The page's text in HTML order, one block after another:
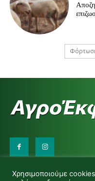
d.makas@yahoo.gr
Χρησιμοποιούμε